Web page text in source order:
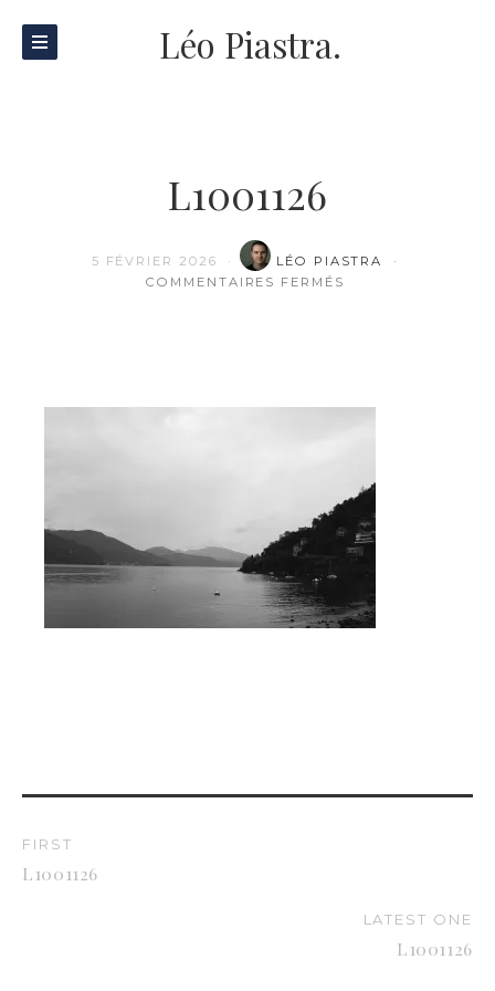
Léo Piastra.
L1001126
5 FÉVRIER 2026
LÉO PIASTRA
COMMENTAIRES FERMÉS
FIRST
L1001126
LATEST ONE
L1001126